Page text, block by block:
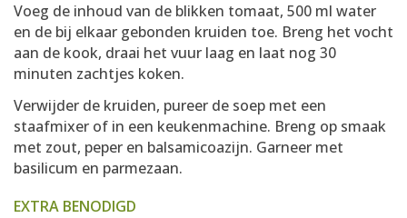
Voeg de inhoud van de blikken tomaat, 500 ml water
en de bij elkaar gebonden kruiden toe. Breng het vocht
aan de kook, draai het vuur laag en laat nog 30
minuten zachtjes koken.
Verwijder de kruiden, pureer de soep met een
staafmixer of in een keukenmachine. Breng op smaak
met zout, peper en balsamicoazijn. Garneer met
basilicum en parmezaan.
EXTRA BENODIGD